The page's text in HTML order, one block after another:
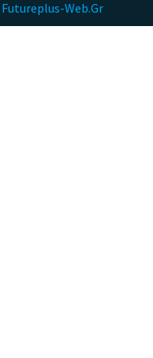
Futureplus-Web.Gr